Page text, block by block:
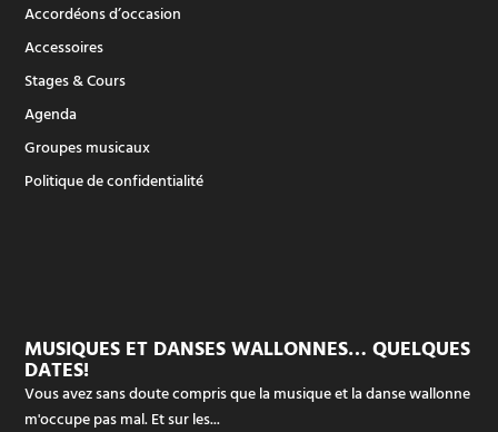
Accordéons d’occasion
Accessoires
Stages & Cours
Agenda
Groupes musicaux
Politique de confidentialité
MUSIQUES ET DANSES WALLONNES… QUELQUES
DATES!
Vous avez sans doute compris que la musique et la danse wallonne
m'occupe pas mal. Et sur les...